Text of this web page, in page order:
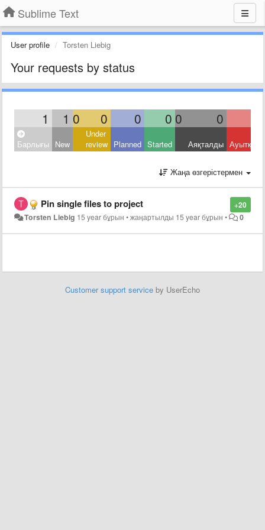
Sublime Text
User profile Torsten Liebig
Your requests by status
1 1 0 0 0 0 0 0
Барлығы New
Under
review Planned Started Аяқталды
Жаңа өзгерістермен
+20
Pin single files to project
Torsten Liebig 15 year бұрын •жаңартылды 15 year бұрын • 0
Customer support service by UserEcho